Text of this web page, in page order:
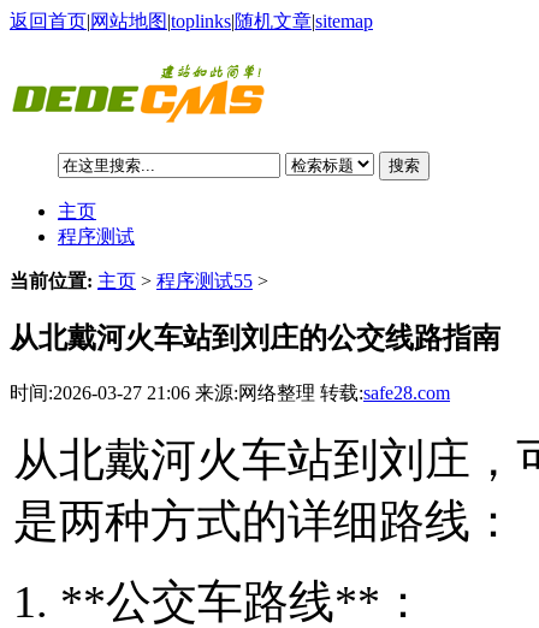
返回首页|网站地图|toplinks|随机文章|sitemap
搜索
主页
程序测试
当前位置: 主页 > 程序测试55 >
从北戴河火车站到刘庄的公交线路指南
时间:2026-03-27 21:06 来源:网络整理 转载:safe28.com
从北戴河火车站到刘庄
是两种方式的详细路线：
1. **公交车路线**：